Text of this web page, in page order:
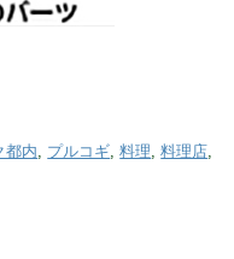
都内 プルコギ ,料理 ,料理店